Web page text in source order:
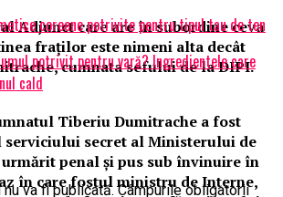
Adjunct care are în subordine ceva
fraților este nimeni alta decât
cumnata sefului de la DIPI.
Tiberiu Dumitrache a fost
secret al Ministerului de
penal și pus sub învinuire în
în care fostul ministru de Interne,
coreene potrivite pentru tipul tau de ten
potrivit pentru vară? Ingredientele care
cald
va fi publicată. Câmpurile obligatorii